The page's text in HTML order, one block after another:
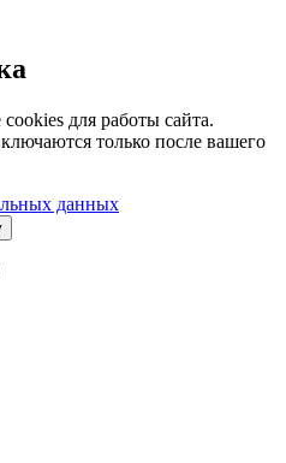
для работы сайта.
только после вашего
данных